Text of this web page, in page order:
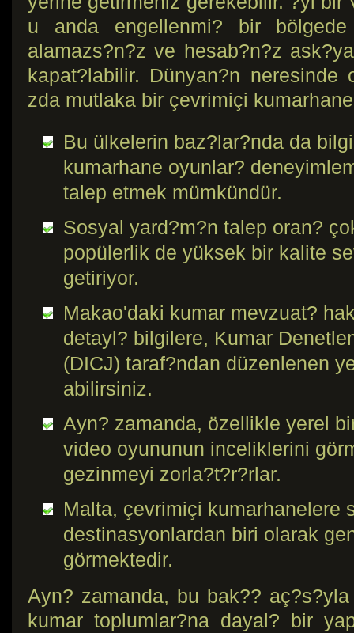
u anda engellenmi? bir bölgede
alamazs?n?z ve hesab?n?z
kapat?labilir. Dünyan?n neresinde
zda mutlaka bir çevrimiçi
Bu ülkelerin baz?lar?nda da
kumarhane oyunlar?
talep etmek mümkündür.
Sosyal yard?m?n talep oran?
popülerlik de yüksek bir kalite
getiriyor.
Makao'daki kumar mevzuat?
detayl? bilgilere, Kumar
(DICJ) taraf?ndan düzenlenen
abilirsiniz.
Ayn? zamanda, özellikle yerel
video oyununun inceliklerini
gezinmeyi zorla?t?r?rlar.
Malta, çevrimiçi kumarhanelere
destinasyonlardan biri olarak
görmektedir.
Ayn? zamanda, bu bak??
kumar toplumlar?na dayal? bir